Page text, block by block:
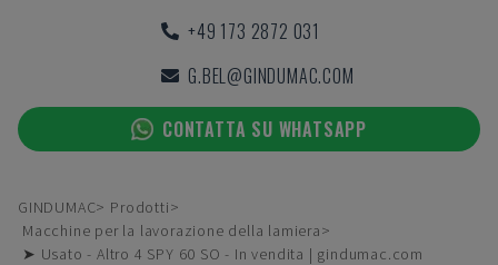
+49 173 2872 031
G.BEL@GINDUMAC.COM
CONTATTA SU WHATSAPP
GINDUMAC
Prodotti
Macchine per la lavorazione della lamiera
➤ Usato - Altro 4 SPY 60 SO - In vendita | gindumac.com